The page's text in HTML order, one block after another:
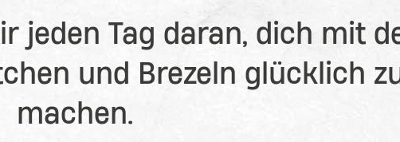
jeden Tag daran, dich mit
und Brezeln glücklich
machen.